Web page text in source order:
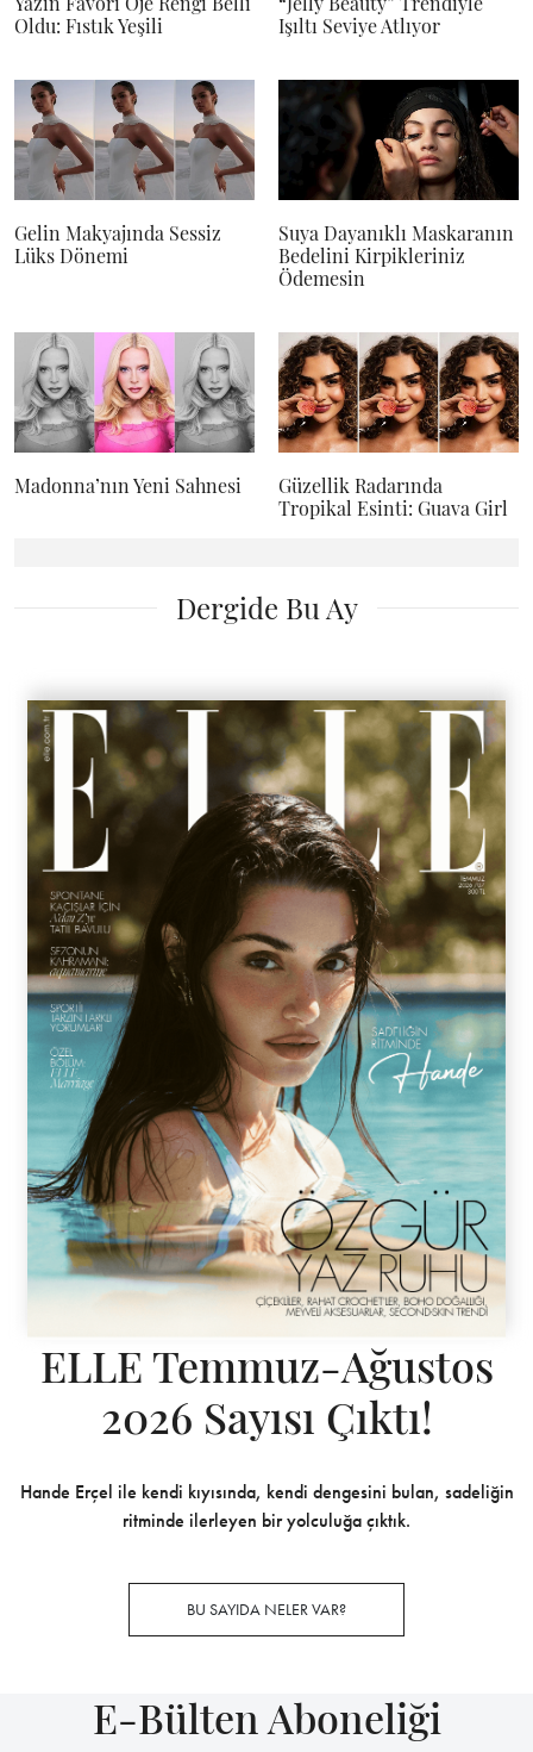
Oldu: Fıstık Yeşili
Işıltı Seviye Atlıyor
Gelin Makyajında Sessiz
Lüks Dönemi
Suya Dayanıklı Maskaranın
Bedelini Kirpikleriniz
Ödemesin
Madonna’nın Yeni Sahnesi
Güzellik Radarında
Tropikal Esinti: Guava Girl
Dergide Bu Ay
ELLE Temmuz-Ağustos
2026 Sayısı Çıktı!
Hande Erçel ile kendi kıyısında, kendi dengesini bulan, sadeliğin
ritminde ilerleyen bir yolculuğa çıktık.
BU SAYIDA NELER VAR?
E-Bülten Aboneliği